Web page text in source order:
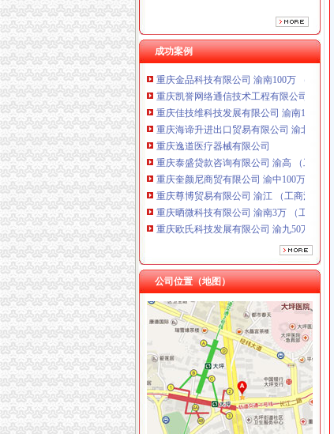
成功案例
重庆晒微科技有限公司 渝南3万 （工商注册
重庆欧氏科技发展有限公司 渝九50万 （进
重庆市明诚塑料制品有限责任公司 渝高
重庆金品科技有限公司 渝南100万 （进出口
重庆凯誉网络通信技术工程有限公司 渝中
重庆佳技维科技发展有限公司 渝南100万
重庆海谛升进出口贸易有限公司 渝北100
重庆逸道医疗器械有限公司
重庆泰盛贷款咨询有限公司 渝高 （工商注
重庆奎颜尼商贸有限公司 渝中100万 （工商
重庆尊博贸易有限公司 渝江 （工商注册）
重庆晒微科技有限公司 渝南3万 （工商注册
重庆欧氏科技发展有限公司 渝九50万 （进
重庆市明诚塑料制品有限责任公司 渝高
重庆金品科技有限公司 渝南100万 （进出口
重庆凯誉网络通信技术工程有限公司 渝中
重庆佳技维科技发展有限公司 渝南100万
公司位置（地图）
渝中区马家堡
“电子眼交巡”在渝中区马家堡上岗一个月_
渝中区马家堡小学2017招生范围,马家堡小
重庆市渝中区马家堡粮店_重庆市_渝中区_